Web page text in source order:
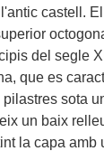
castell.
del segle
que es
sota
un baix
la capa amb